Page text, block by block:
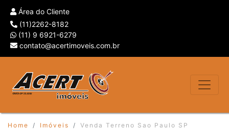
Área do Cliente
(11)2262-8182
(11) 9 6921-6279
contato@acertimoveis.com.br
Home Imóveis
Venda Terreno Sao Paulo SP